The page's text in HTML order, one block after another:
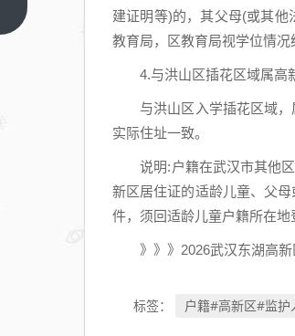
建证明等)的，其父母(或其他
教育局，区教育局视学位情况
4.与洪山区插花区域属高
与洪山区入学插花区域，
实际住址一致。
说明:户籍在武汉市其他区
新区居住证的适龄儿童、父
件，须回适龄儿童户籍所在地
》》》2026武汉东湖高新
标签： 户籍#高新区#监护